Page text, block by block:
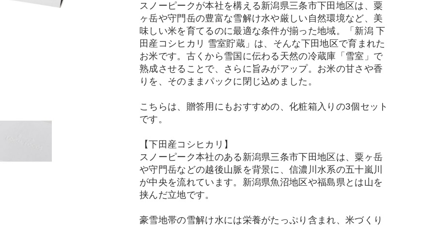
スノーピークが本社を構える新潟県三条市下田地区は、粟
ヶ岳や守門岳の豊富な雪解け水や厳しい自然環境など、美
味しい米を育てるのに最適な条件が揃った地域。「新潟 下
田産コシヒカリ 雪室貯蔵」は、そんな下田地区で育まれた
お米です。古くから雪国に伝わる天然の冷蔵庫「雪室」で
熟成させることで、さらに旨みがアップ。お米の甘さや香
りを、そのままパックに閉じ込めました。
こちらは、贈答用にもおすすめの、化粧箱入りの3個セット
です。
【下田産コシヒカリ】
スノーピーク本社のある新潟県三条市下田地区は、粟ヶ岳
や守門岳などの越後山脈を背景に、信濃川水系の五十嵐川
が中央を流れています。新潟県魚沼地区や福島県とは山を
挟んだ立地です。
豪雪地帯の雪解け水には栄養がたっぷり含まれ、米づくり